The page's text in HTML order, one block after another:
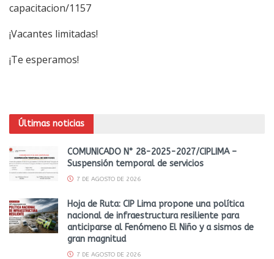
capacitacion/1157
¡Vacantes limitadas!
¡Te esperamos!
Últimas noticias
COMUNICADO N° 28-2025-2027/CIPLIMA –
Suspensión temporal de servicios
7 DE AGOSTO DE 2026
Hoja de Ruta: CIP Lima propone una política
nacional de infraestructura resiliente para
anticiparse al Fenómeno El Niño y a sismos de
gran magnitud
7 DE AGOSTO DE 2026